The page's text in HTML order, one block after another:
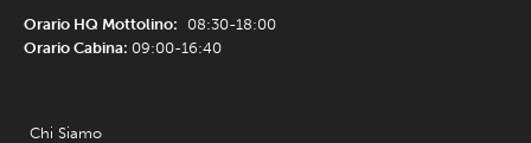
Orario HQ Mottolino: 08:30-18:00
Orario Cabina: 09:00-16:40
Chi Siamo